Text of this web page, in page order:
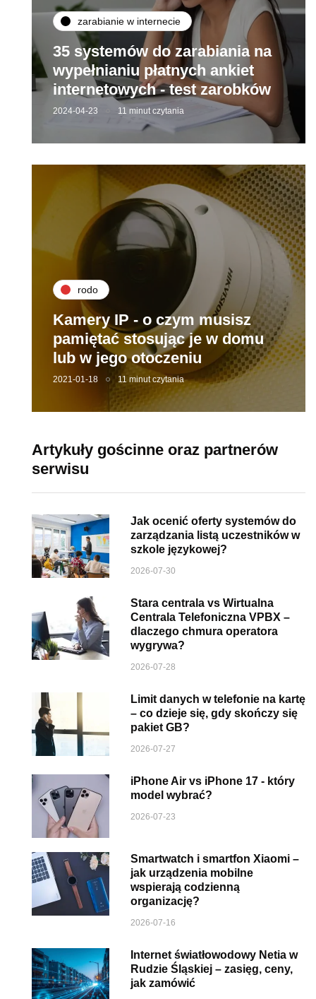
zarabianie w internecie
35 systemów do zarabiania na
wypełnianiu płatnych ankiet
internetowych - test zarobków
2024-04-23 11 minut czytania
rodo
Kamery IP - o czym musisz
pamiętać stosując je w domu
lub w jego otoczeniu
2021-01-18 11 minut czytania
Artykuły gościnne oraz partnerów
serwisu
Jak ocenić oferty systemów do
zarządzania listą uczestników w
szkole językowej?
2026-07-30
Stara centrala vs Wirtualna
Centrala Telefoniczna VPBX –
dlaczego chmura operatora
wygrywa?
2026-07-28
Limit danych w telefonie na kartę
– co dzieje się, gdy skończy się
pakiet GB?
2026-07-27
iPhone Air vs iPhone 17 - który
model wybrać?
2026-07-23
Smartwatch i smartfon Xiaomi –
jak urządzenia mobilne
wspierają codzienną
organizację?
2026-07-16
Internet światłowodowy Netia w
Rudzie Śląskiej – zasięg, ceny,
jak zamówić